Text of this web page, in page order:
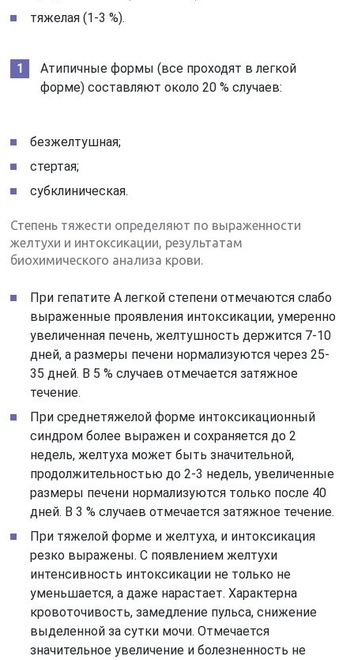
тяжелая (1-3 %).
Атипичные формы (все проходят в легкой
форме) составляют около 20 % случаев:
безжелтушная;
стертая;
субклиническая.
Степень тяжести определяют по выраженности
желтухи и интоксикации, результатам
биохимического анализа крови.
При гепатите А легкой степени отмечаются слабо
выраженные проявления интоксикации, умеренно
увеличенная печень, желтушность держится 7-10
дней, а размеры печени нормализуются через 25-
35 дней. В 5 % случаев отмечается затяжное
течение.
При среднетяжелой форме интоксикационный
синдром более выражен и сохраняется до 2
недель, желтуха может быть значительной,
продолжительностью до 2-3 недель, увеличенные
размеры печени нормализуются только после 40
дней. В 3 % случаев отмечается затяжное течение.
При тяжелой форме и желтуха, и интоксикация
резко выражены. С появлением желтухи
интенсивность интоксикации не только не
уменьшается, а даже нарастает. Характерна
кровоточивость, замедление пульса, снижение
выделенной за сутки мочи. Отмечается
значительное увеличение и болезненность не